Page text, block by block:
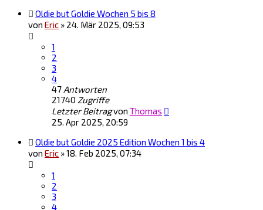
Oldie but Goldie Wochen 5 bis 8
von Eric » 24. Mär 2025, 09:53
1
2
3
4
47 Antworten
21740 Zugriffe
Letzter Beitragvon Thomas
25. Apr 2025, 20:59
Oldie but Goldie 2025 Edition Wochen 1 bis 4
von Eric »18. Feb 2025, 07:34
1
2
3
4